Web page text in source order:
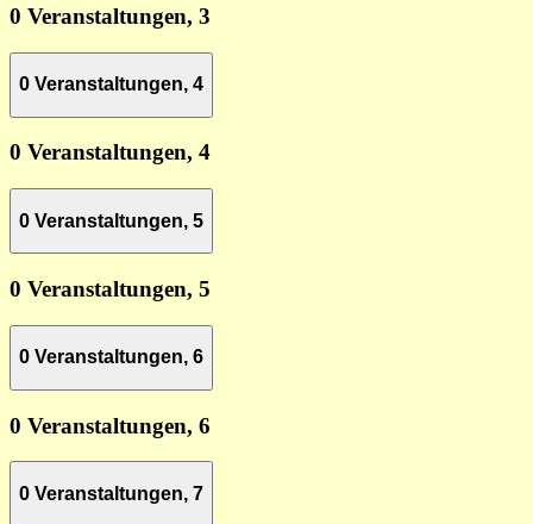
0 Veranstaltungen, 3
0 Veranstaltungen, 4
0 Veranstaltungen, 4
0 Veranstaltungen, 5
0 Veranstaltungen, 5
0 Veranstaltungen, 6
0 Veranstaltungen, 6
0 Veranstaltungen, 7